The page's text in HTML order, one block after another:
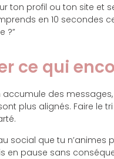
ton profil ou ton site et
en 10 secondes
?”
ce qui
accumule des
plus alignés. Faire le
social que tu n’animes
en pause sans